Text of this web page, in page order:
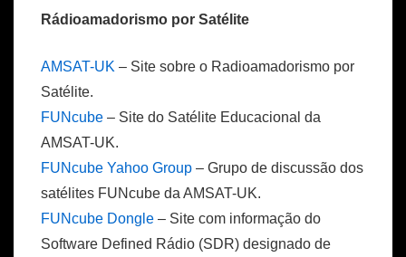
Rádioamadorismo por Satélite
AMSAT-UK – Site sobre o Radioamadorismo por
Satélite.
FUNcube – Site do Satélite Educacional da
AMSAT-UK.
FUNcube Yahoo Group – Grupo de discussão dos
satélites FUNcube da AMSAT-UK.
FUNcube Dongle – Site com informação do
Software Defined Rádio (SDR) designado de